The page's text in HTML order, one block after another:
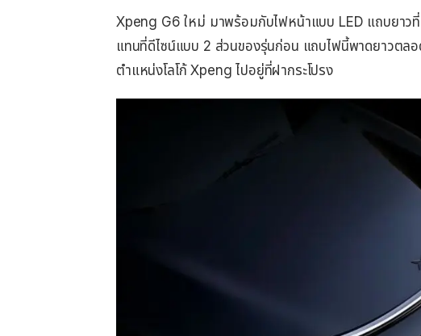
Xpeng G6 ใหม่ มาพร้อมกับไฟหน้าแบบ LED แถบยาว
แทนที่ดีไซน์แบบ 2 ส่วนของรุ่นก่อน แถบไฟนี้พาดยาวตล
ตำแหน่งโลโก้ Xpeng ไปอยู่ที่ฝากระโปรง